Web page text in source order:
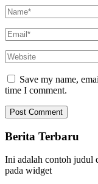
Save my name,
time I comment.
Berita Terbaru
Ini adalah contoh judul
pada widget